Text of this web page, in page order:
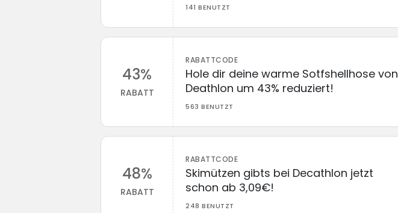
141 BENUTZT
43%
RABATT
RABATTCODE
Hole dir deine warme Sotfshellhose von
Deathlon um 43% reduziert!
563 BENUTZT
48%
RABATT
RABATTCODE
Skimützen gibts bei Decathlon jetzt
schon ab 3,09€!
248 BENUTZT